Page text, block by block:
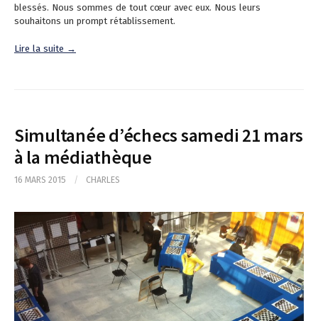
blessés. Nous sommes de tout cœur avec eux. Nous leurs
souhaitons un prompt rétablissement.
Lire la suite →
Simultanée d’échecs samedi 21 mars
à la médiathèque
16 MARS 2015 / CHARLES